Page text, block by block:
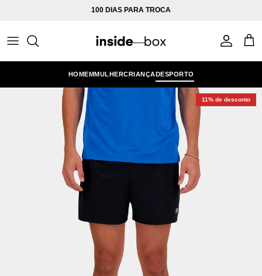
100 DIAS PARA TROCA
Conta
HOMEMMULHERCRIANÇADESPORTO
11% de desconto